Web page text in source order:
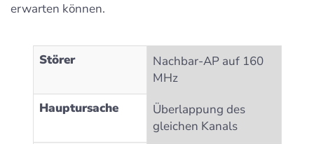
erwarten können.
Störer
Nachbar-AP auf 160
MHz
Hauptursache
Überlappung des
gleichen Kanals